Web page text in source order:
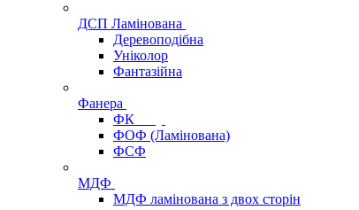
ДСП Ламінована
Деревоподібна
Уніколор
Фантазійна
Фанера
ФК
ФОФ (Ламінована)
ФСФ
МДФ
МДФ ламінована з двох сторін